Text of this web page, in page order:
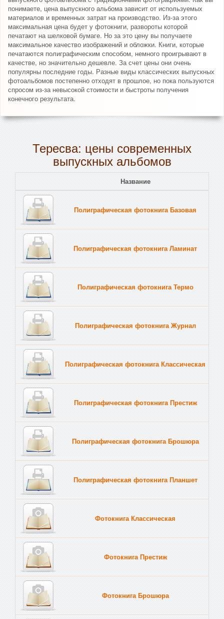
понимаете, цена выпускного альбома зависит от используемых
материалов и временных затрат на производство. Из-за этого
максимальная цена будет у фотокниги, развороты которой
печатают на шелковой бумаге. Но за это цену вы получаете
максимальное качество изображений и обложки. Книги, которые
печатаются полиграфическим способом, немного проигрывают в
качестве, но значительно дешевле. За счет цены они очень
популярны последние годы. Разные виды классических выпускных
фотоальбомов постепенно отходят в прошлое, но пока пользуются
спросом из-за невысокой стоимости и быстроты получения
конечного результата.
Тересва: цены современных
выпускных альбомов
Название
Полиграфическая фотокнига Базовая
Полиграфическая фотокнига Ламинат
Полиграфическая фотокнига Термо
Полиграфическая фотокнига Журнал
Полиграфическая фотокнига Классическая
Полиграфическая фотокнига Престиж
Полиграфическая фотокнига Брошюра
Полиграфическая фотокнига Планшет
Фотокнига Классическая
Фотокнига Престиж
Фотокнига Брошюра